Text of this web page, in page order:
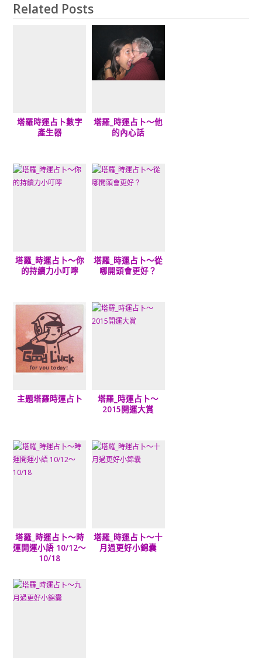
Related Posts
塔羅時運占卜數字
產生器
塔羅_時運占卜～他
的內心話
塔羅_時運占卜～你
的持續力小叮嚀
塔羅_時運占卜～從
哪開頭會更好？
主題塔羅時運占卜
塔羅_時運占卜～
2015開運大賞
塔羅_時運占卜～時
運開運小語 10/12～
10/18
塔羅_時運占卜～十
月過更好小錦囊